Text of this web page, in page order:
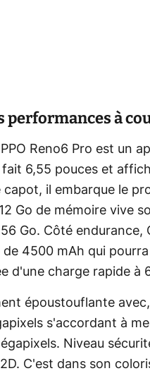
performances à
Reno6 Pro est un
fait 6,55 pouces et
il embarque le
Go de mémoire vive
Go. Côté endurance,
4500 mAh qui
d'une charge rapide à
époustouflante
s'accordant à
Niveau
C'est dans son